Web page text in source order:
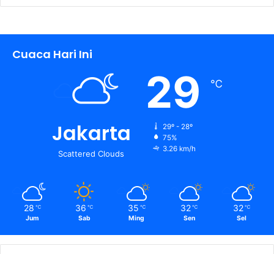
Cuaca Hari Ini
Jakarta
Scattered Clouds
29 ℃
29º - 28º
75%
3.26 km/h
28 ℃
Jum
36 ℃
Sab
35 ℃
Ming
32 ℃
Sen
32 ℃
Sel